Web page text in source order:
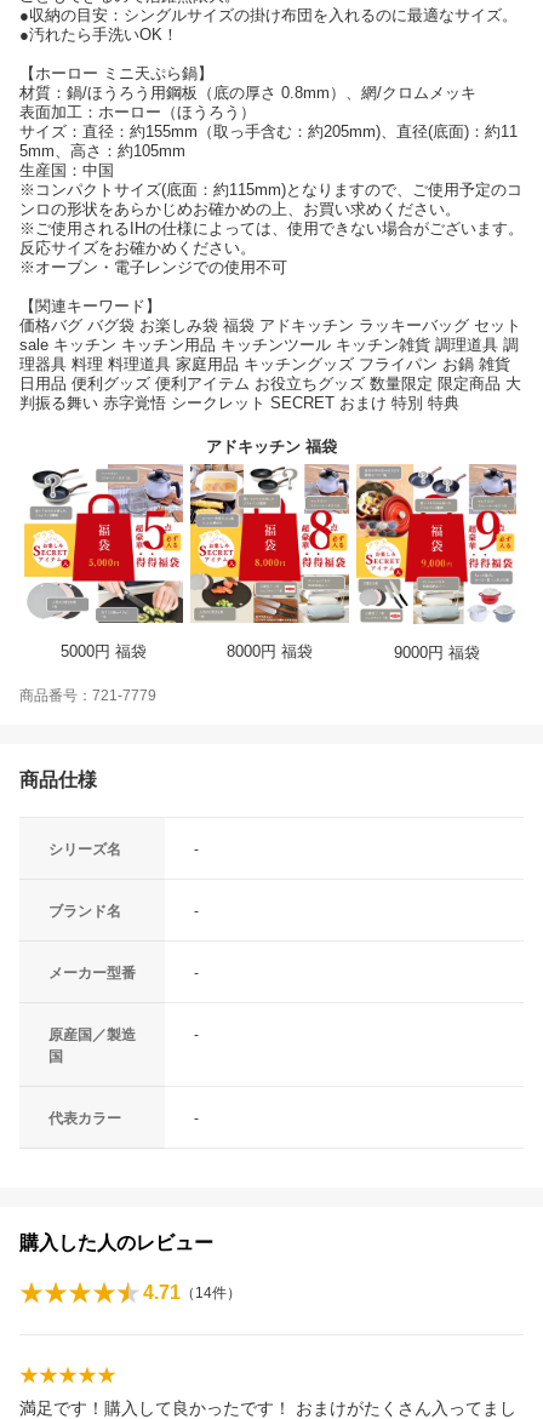
●収納の目安：シングルサイズの掛け布団を入れるのに最適なサイズ。
●汚れたら手洗いOK！
【ホーロー ミニ天ぷら鍋】
材質：鍋/ほうろう用鋼板（底の厚さ 0.8mm）、網/クロムメッキ
表面加工：ホーロー（ほうろう）
サイズ：直径：約155mm（取っ手含む：約205mm)、直径(底面)：約11
5mm、高さ：約105mm
生産国：中国
※コンパクトサイズ(底面：約115mm)となりますので、ご使用予定のコ
ンロの形状をあらかじめお確かめの上、お買い求めください。
※ご使用されるIHの仕様によっては、使用できない場合がございます。
反応サイズをお確かめください。
※オーブン・電子レンジでの使用不可
【関連キーワード】
価格バグ バグ袋 お楽しみ袋 福袋 アドキッチン ラッキーバッグ セット
sale キッチン キッチン用品 キッチンツール キッチン雑貨 調理道具 調
理器具 料理 料理道具 家庭用品 キッチングッズ フライパン お鍋 雑貨
日用品 便利グッズ 便利アイテム お役立ちグッズ 数量限定 限定商品 大
判振る舞い 赤字覚悟 シークレット SECRET おまけ 特別 特典
アドキッチン 福袋
5000円 福袋 8000円 福袋 9000円 福袋
商品番号：721-7779
商品仕様
シリーズ名 -
ブランド名 -
メーカー型番 -
原産国／製造
国
-
代表カラー -
購入した人のレビュー
4.71 （ 14件）
満足です！購入して良かったです！ おまけがたくさん入ってまし